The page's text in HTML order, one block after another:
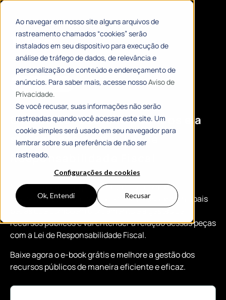
Ao navegar em nosso site alguns arquivos de
rastreamento chamados “cookies” serão
instalados em seu dispositivo para execução de
análise de tráfego de dados, de relevância e
personalização de conteúdo e endereçamento de
anúncios. Para saber mais, acesse nossoAviso de
Privacidade.
Se você recusar, suas informações não serão
rastreadas quando você acessar este site. Um
cookie simples será usado em seu navegador para
lembrar sobre sua preferência de não ser
rastreado.
Configurações de cookies
Ok, Entendi Recusar
# E-BOOK
Gestão de recursos públicos e a
sua relação com a Lei de
Responsabilidade Fiscal
Nesse e-book, uma parceria da 1Doc com a
Modernizando Cidades, você terá acesso às principais
peças que compõem o orçamento e a gestão de
recursos públicos e vai entender a relação dessas peças
com a Lei de Responsabilidade Fiscal.
Baixe agora o e-book grátis e melhore a gestão dos
recursos públicos de maneira eficiente e eficaz.